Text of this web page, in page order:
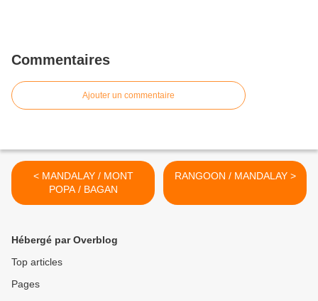
Commentaires
Ajouter un commentaire
< MANDALAY / MONT
POPA / BAGAN
RANGOON / MANDALAY >
Hébergé par Overblog
Top articles
Pages